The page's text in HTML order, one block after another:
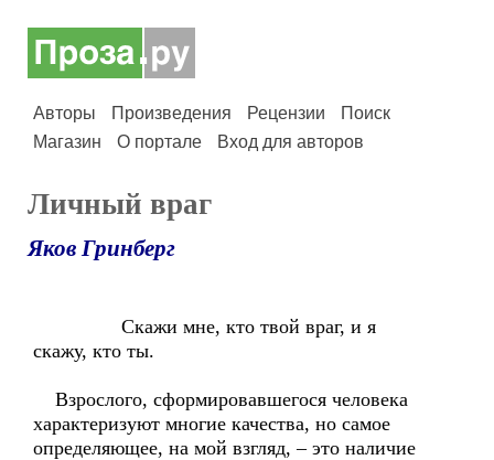
Авторы Произведения Рецензии
Поиск
Магазин
О портале Вход для авторов
Личный враг
Яков Гринберг
Скажи мне, кто твой враг, и я
скажу, кто ты.
Взрослого, сформировавшегося человека
характеризуют многие качества, но самое
определяющее, на мой взгляд, – это наличие